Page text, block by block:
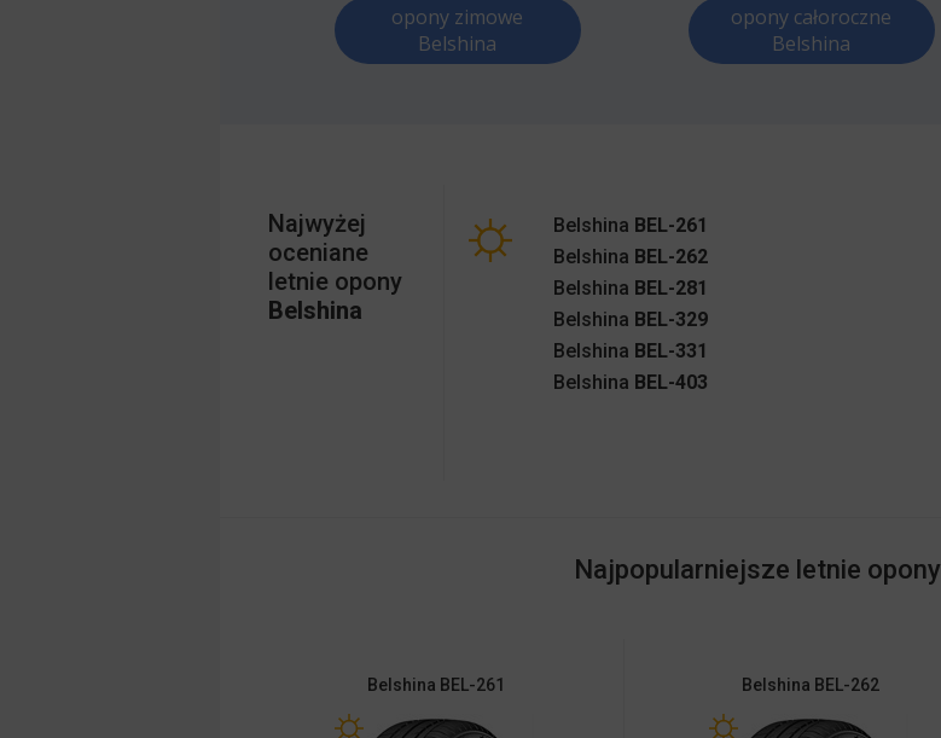
opony zimowe
Belshina
opony całoroczne
Belshina
Najwyżej
oceniane
letnie opony
Belshina
Belshina BEL-261
Belshina BEL-262
Belshina BEL-281
Belshina BEL-329
Belshina BEL-331
Belshina BEL-403
Najpopularniejsze letnie opony
Belshina BEL-261 Belshina BEL-262